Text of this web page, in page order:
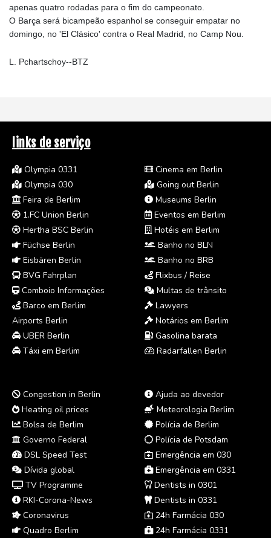
apenas quatro rodadas para o fim do campeonato.
O Barça será bicampeão espanhol se conseguir empatar no
domingo, no 'El Clásico' contra o Real Madrid, no Camp Nou.
L. Pchartschoy--BTZ
links de serviço
Olympia 0331
Olympia 030
Feira de Berlim
1.FC Union Berlin
Hertha BSC Berlin
Füchse Berlin
Eisbären Berlin
BVG Fahrplan
Comboio Informações
Barco em Berlim
Airports Berlin
UBER Berlin
Táxi em Berlim
Cinema em Berlin
Going out Berlin
Museums Berlin
Eventos em Berlim
Hotéis em Berlim
Banho no BLN
Banho no BRB
Flixbus / Reise
Multas de trânsito
Lawyers
Notários em Berlim
Gasolina barata
Radarfallen Berlin
Congestion in Berlin
Heating oil prices
Bolsa de Berlim
Governo Federal
DSL Speed Test
Dívida global
TV Programme
RKI-Corona-News
Coronavirus
Quadro Berlim
Ajuda ao devedor
Meteorologia Berlim
Polícia de Berlim
Polícia de Potsdam
Emergência em 030
Emergência em 0331
Dentists in 0301
Dentists in 0331
24h Farmácia 030
24h Farmácia 0331